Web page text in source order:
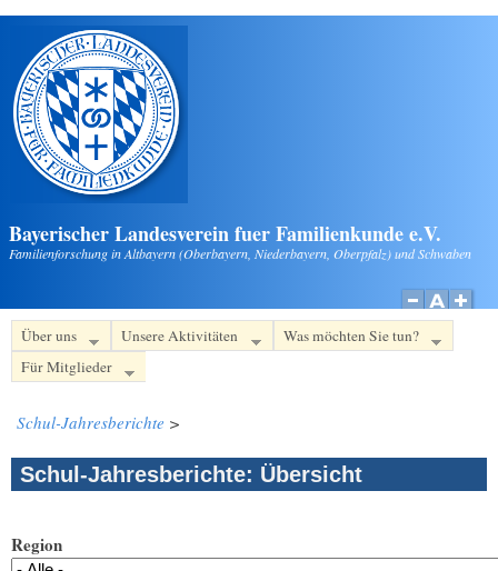
Direkt zum Inhalt
Bayerischer Landesverein fuer Familienkunde e.V.
Familienforschung in Altbayern (Oberbayern, Niederbayern, Oberpfalz) und Schwaben
Über uns Unsere Aktivitäten
Was möchten Sie tun?
Für Mitglieder
Schul-Jahresberichte >
Schul-Jahresberichte: Übersicht
Region